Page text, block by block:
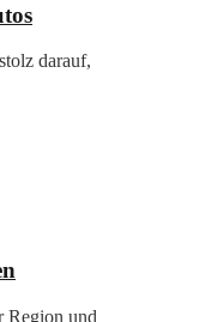
darauf,
Region und